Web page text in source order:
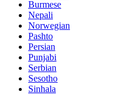
Burmese
Nepali
Norwegian
Pashto
Persian
Punjabi
Serbian
Sesotho
Sinhala